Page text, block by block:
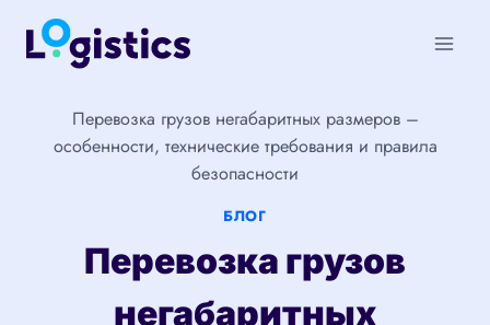
Перейти
Перевозка грузов негабаритных размеров –
особенности, технические требования и правила
безопасности
БЛОГ
Перевозка грузов
негабаритных